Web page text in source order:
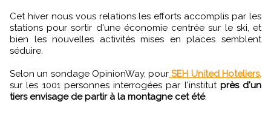
Cet hiver nous vous relations les efforts accomplis par les
stations pour sortir d'une économie centrée sur le ski, et
bien les nouvelles activités mises en places semblent
séduire.
Selon un sondage OpinionWay, pour SEH United Hoteliers,
sur les 1001 personnes interrogées par l'institut près d'un
tiers envisage de partir à la montagne cet été.